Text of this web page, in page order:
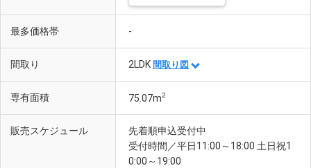
最多価格帯 -
間取り 2LDK 間取り図
専有面積 75.07m2
販売スケジュール
先着順申込受付中
受付時間／平日11:00～18:00 土日祝1
0:00～19:00